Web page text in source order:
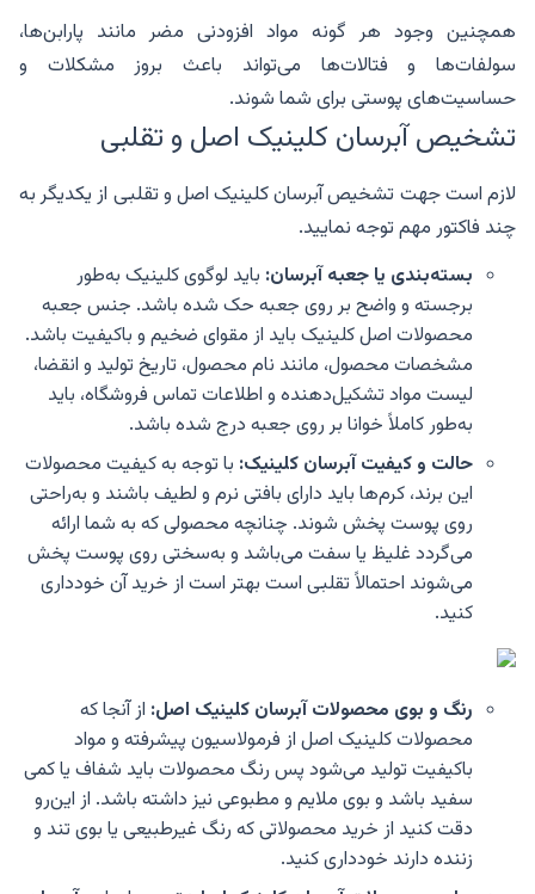
همچنین وجود هر گونه مواد افزودنی مضر مانند پارابن‌ها،
سولفات‌ها و فتالات‌ها می‌تواند باعث بروز مشکلات و
حساسیت‌های پوستی برای شما شوند.
تشخیص آبرسان کلینیک اصل و تقلبی
لازم است جهت تشخیص آبرسان کلینیک اصل و تقلبی از یکدیگر به
چند فاکتور مهم توجه نمایید.
بسته‌بندی یا جعبه آبرسان: باید لوگوی کلینیک به‌طور
برجسته و واضح بر روی جعبه حک شده باشد. جنس جعبه
محصولات اصل کلینیک باید از مقوای ضخیم و باکیفیت باشد.
مشخصات محصول، مانند نام محصول، تاریخ تولید و انقضا،
لیست مواد تشکیل‌دهنده و اطلاعات تماس فروشگاه، باید
به‌طور کاملاً خوانا بر روی جعبه درج شده باشد.
حالت و کیفیت آبرسان کلینیک: با توجه به کیفیت محصولات
این برند، کرم‌ها باید دارای بافتی نرم و لطیف باشند و به‌راحتی
روی پوست پخش شوند. چنانچه محصولی که به شما ارائه
می‌گردد غلیظ یا سفت می‌باشد و به‌سختی روی پوست پخش
می‌شوند احتمالاً تقلبی است بهتر است از خرید آن خودداری
کنید.
رنگ و بوی محصولات آبرسان کلینیک اصل: از آنجا که
محصولات کلینیک اصل از فرمولاسیون پیشرفته و مواد
باکیفیت تولید می‌شود پس رنگ محصولات باید شفاف یا کمی
سفید باشد و بوی ملایم و مطبوعی نیز داشته باشد. از این‌رو
دقت کنید از خرید محصولاتی که رنگ غیرطبیعی یا بوی تند و
زننده دارند خودداری کنید.